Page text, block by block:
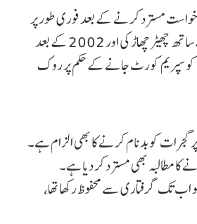
مسترد کرنے کے بعد فوری طور پر
خودسپردگی کرنے کی ہدایت دی۔ تیستا پر الزام ہے کہ انہوں نے مبینہ طور پر ثبوتوں کے ساتھ چھیڑ چھاڑ کی اور 2002 کے بعد
کو سپریم کورٹ جانے کے حکم پر روک
پر گجرات کو بدنام کرنے کا بھی الزام ہے۔
مطالبہ بھی مسترد کر دیا ہے۔
اب تک گرفتاری سے محفوظ رکھا تھا،